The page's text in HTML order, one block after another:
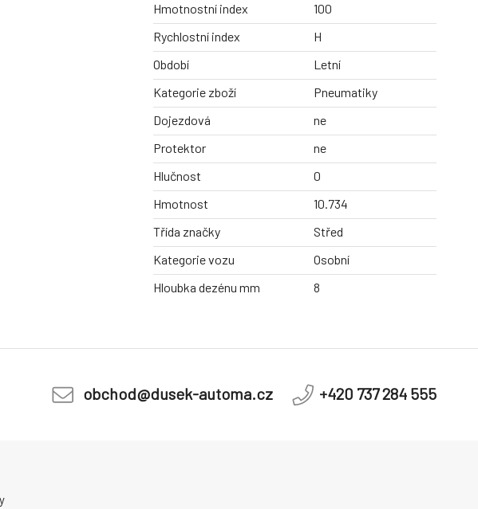
Hmotnostní index
100
Rychlostní index
H
Období
Letní
Kategorie zboží
Pneumatiky
Dojezdová
ne
Protektor
ne
Hlučnost
0
Hmotnost
10.734
Třída značky
Střed
Kategorie vozu
Osobní
Hloubka dezénu mm
8
obchod@dusek-automa.cz +420 737 284 555